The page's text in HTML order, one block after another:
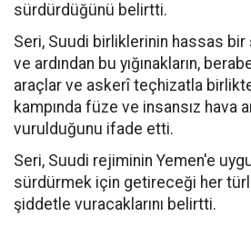
sürdürdüğünü belirtti.
Seri, Suudi birliklerinin hassas
ve ardından bu yığınakların,
araçlar ve askerî teçhizatla
kampında füze ve insansız hava
vurulduğunu ifade etti.
Seri, Suudi rejiminin Yemen'e
sürdürmek için getireceği her
şiddetle vuracaklarını belirtti.